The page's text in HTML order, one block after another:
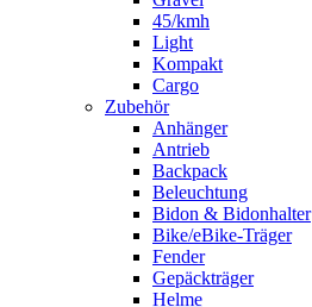
45/kmh
Light
Kompakt
Cargo
Zubehör
Anhänger
Antrieb
Backpack
Beleuchtung
Bidon & Bidonhalter
Bike/eBike-Träger
Fender
Gepäckträger
Helme